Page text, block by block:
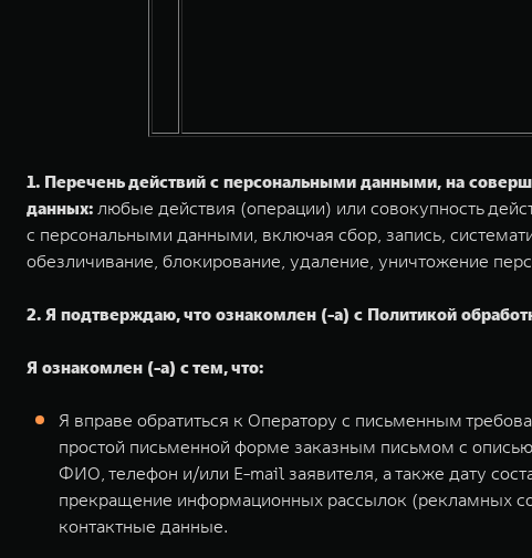
1. Перечень действий с персональными данными, на
данных: любые действия (операции) или совокупность
с персональными данными, включая сбор, запись,
обезличивание, блокирование, удаление, уничтожение
2. Я подтверждаю, что ознакомлен (-а) с Политикой
Я ознакомлен (-а) с тем, что:
Я вправе обратиться к Оператору с письменным
простой письменной форме заказным письмом с
ФИО, телефон и/или E-mail заявителя, а также дату
прекращение информационных рассылок (рекламных
контактные данные.